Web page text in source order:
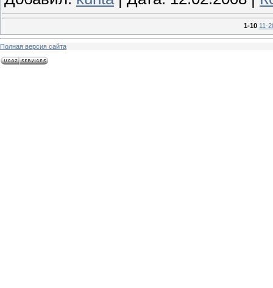
1-10 11-
Полная версия сайта